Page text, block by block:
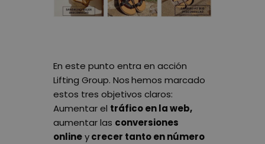
En este punto entra en acción
Lifting Group. Noshemos marcado
estos tres objetivos claros:
Aumentar el tráfico en la web,
aumentar las conversiones
onlineycrecer tanto en número